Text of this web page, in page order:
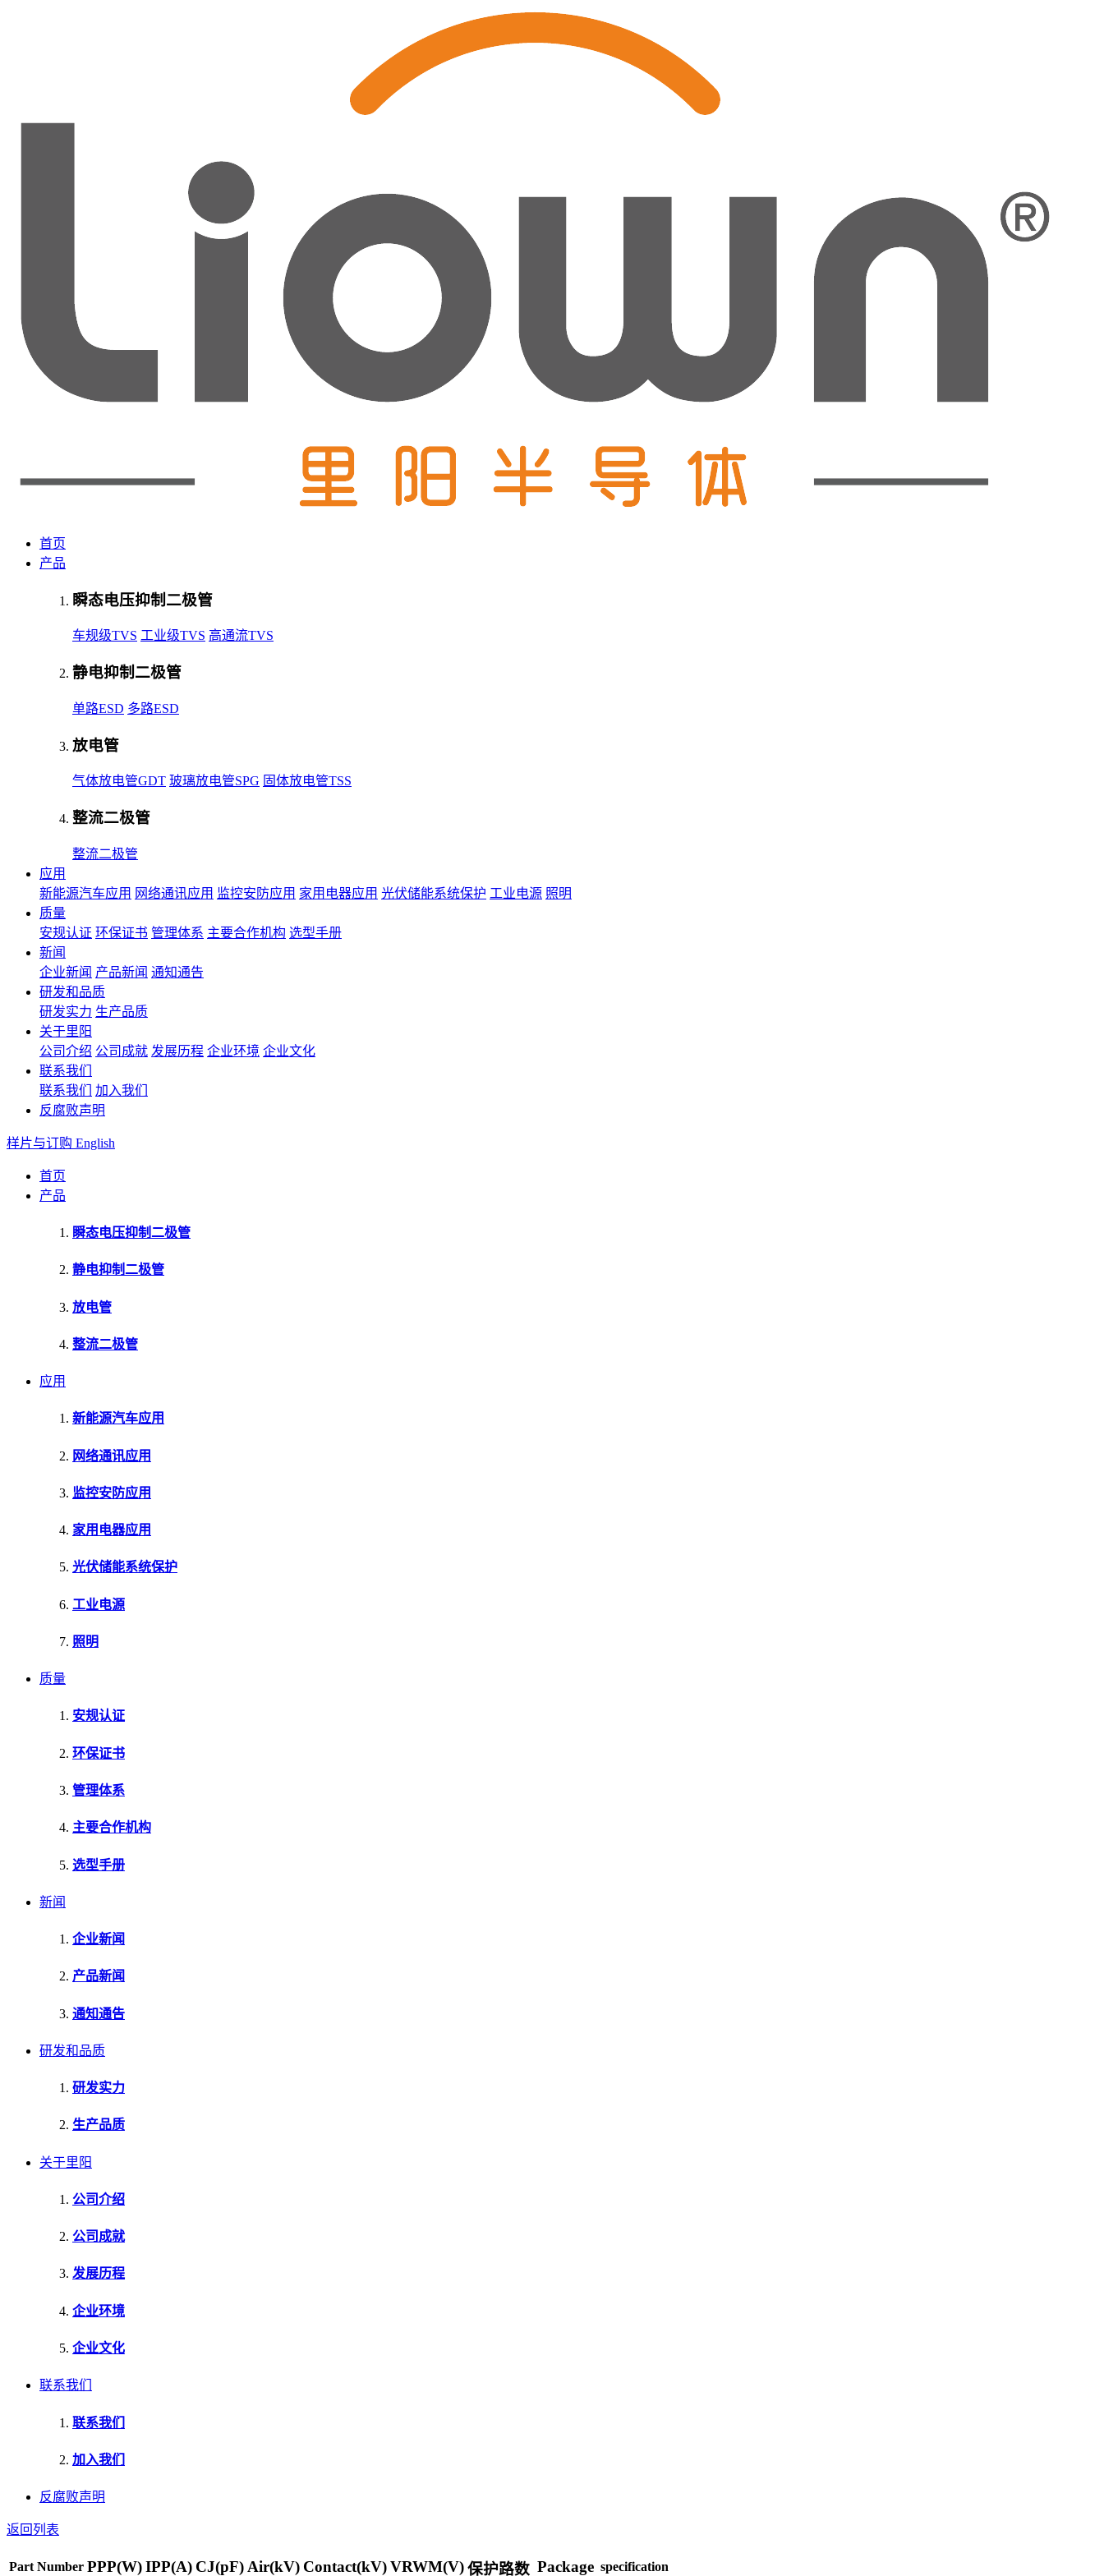
首页
产品
瞬态电压抑制二极管
车规级TVS 工业级TVS 高通流TVS
静电抑制二极管
单路ESD 多路ESD
放电管
气体放电管GDT 玻璃放电管SPG 固体放电管TSS
整流二极管
整流二极管
应用
新能源汽车应用 网络通讯应用 监控安防应用 家用电器应用 光伏储能系统保护 工业电源 照明
质量
安规认证 环保证书 管理体系 主要合作机构 选型手册
新闻
企业新闻 产品新闻 通知通告
研发和品质
研发实力 生产品质
关于里阳
公司介绍 公司成就 发展历程 企业环境 企业文化
联系我们
联系我们
加入我们
反腐败声明
样片与订购 English
首页
产品
瞬态电压抑制二极管
静电抑制二极管
放电管
整流二极管
应用
新能源汽车应用
网络通讯应用
监控安防应用
家用电器应用
光伏储能系统保护
工业电源
照明
质量
安规认证
环保证书
管理体系
主要合作机构
选型手册
新闻
企业新闻
产品新闻
通知通告
研发和品质
研发实力
生产品质
关于里阳
公司介绍
公司成就
发展历程
企业环境
企业文化
联系我们
联系我们
加入我们
反腐败声明
返回列表
Part Number PPP(W)IPP(A) CJ(pF) Air(kV) Contact(kV)VRWM(V)保护路数 Package specification